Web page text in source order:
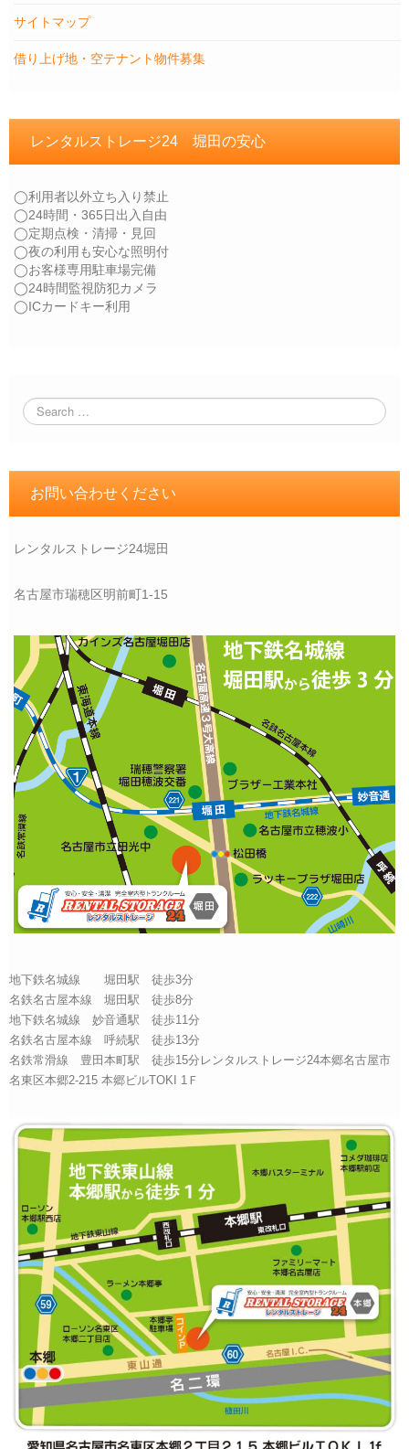
サイトマップ
借り上げ地・空テナント物件募集
レンタルストレージ24 堀田の安心
◯利用者以外立ち入り禁止
◯24時間・365日出入自由
◯定期点検・清掃・見回
◯夜の利用も安心な照明付
◯お客様専用駐車場完備
◯24時間監視防犯カメラ
◯ICカードキー利用
お問い合わせください
レンタルストレージ24堀田
名古屋市瑞穂区明前町1-15
地下鉄名城線 堀田駅 徒歩3分
名鉄名古屋本線 堀田駅 徒歩8分
地下鉄名城線 妙音通駅 徒歩11分
名鉄名古屋本線 呼続駅 徒歩13分
名鉄常滑線 豊田本町駅 徒歩15分レンタルストレージ24本郷名古屋市
名東区本郷2-215 本郷ビルTOKI 1Ｆ